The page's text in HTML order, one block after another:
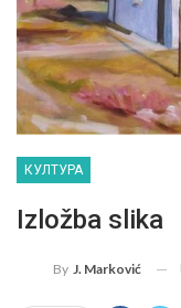
КУЛТУРА
Izložba slika
By J. Marković